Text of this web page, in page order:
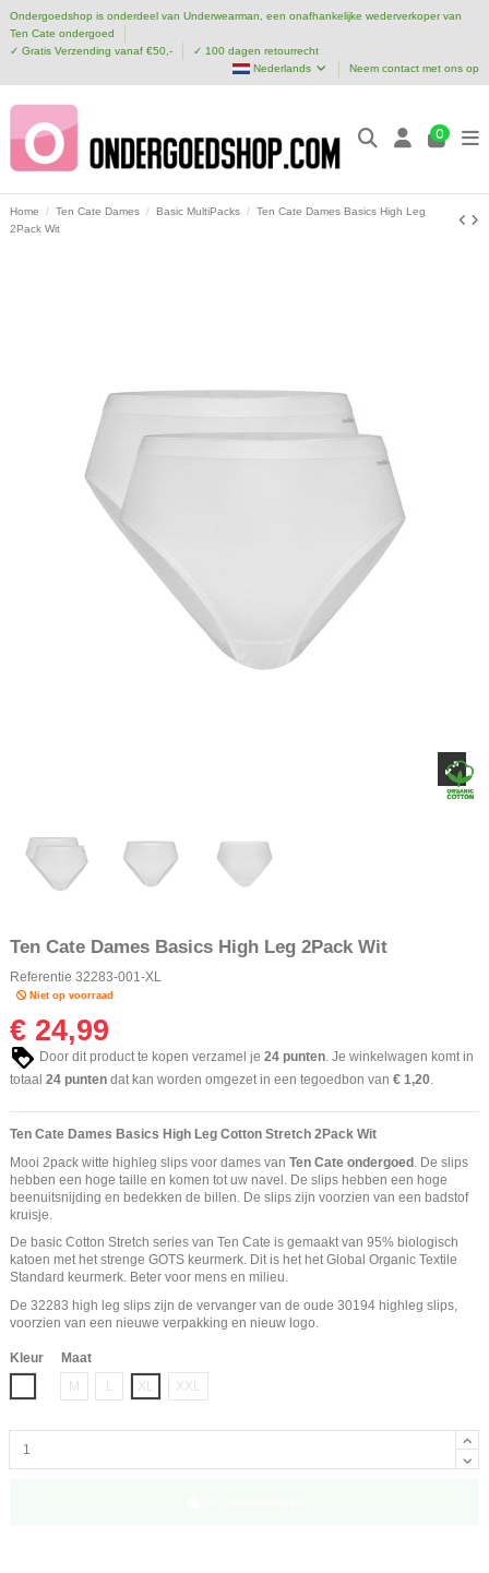
Ondergoedshop is onderdeel van Underwearman, een onafhankelijke wederverkoper van
Ten Cate ondergoed
✓ Gratis Verzending vanaf €50,-
✓ 100 dagen retourrecht
Nederlands
Neem contact met ons op
0
Home Ten Cate Dames Basic MultiPacks
Ten Cate Dames Basics High Leg
2Pack Wit
Ten Cate Dames Basics High Leg 2Pack Wit
Referentie 32283-001-XL
Niet op voorraad
€ 24,99
Door dit product te kopen verzamel je 24 punten . Je winkelwagen komt in
totaal 24 punten dat kan worden omgezet in een tegoedbon van € 1,20
Ten Cate Dames Basics High Leg Cotton Stretch 2Pack Wit
Mooi 2pack witte highleg slips voor dames van Ten Cate ondergoed . De slips
hebben een hoge taille en komen tot uw navel. De slips hebben een hoge
beenuitsnijding en bedekken de billen. De slips zijn voorzien van een badstof
kruisje.
De basic Cotton Stretch series van Ten Cate is gemaakt van 95% biologisch
katoen met het strenge GOTS keurmerk. Dit is het het Global Organic Textile
Standard keurmerk. Beter voor mens en milieu.
De 32283 high leg slips zijn de vervanger van de oude 30194 highleg slips,
voorzien van een nieuwe verpakking en nieuw logo.
Kleur
Maat
M
L XL XXL